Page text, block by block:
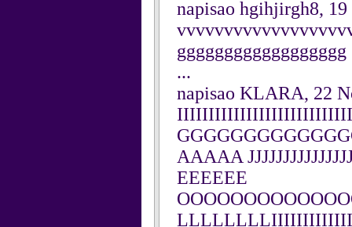
napisao hgihjirgh8,
gggggggggggggggggg
...
napisao KLARA, 22
AAAAA
EEEEEE